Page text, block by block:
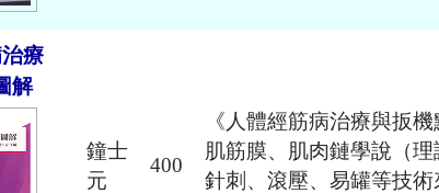
療
解
鐘士
元
400
《人體經筋病治療與扳
肌筋膜、肌肉鏈學說（
針刺、滾壓、易罐等技